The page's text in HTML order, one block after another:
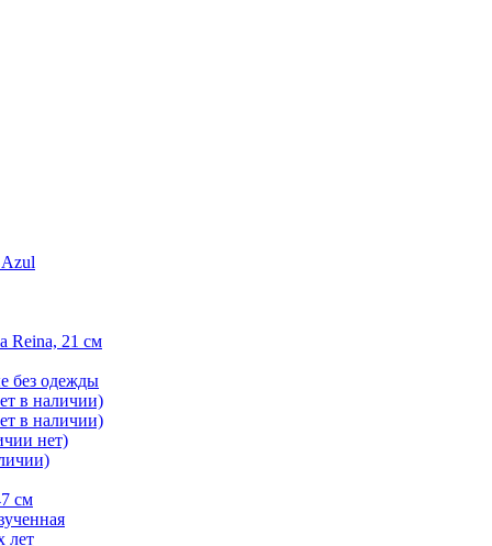
Reina, 21 см
без одежды
в наличии)
в наличии)
нет)
см
лет